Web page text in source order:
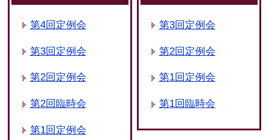
第4回定例会
第3回定例会
第2回定例会
第2回臨時会
第1回定例会
第3回定例会
第2回定例会
第1回定例会
第1回臨時会